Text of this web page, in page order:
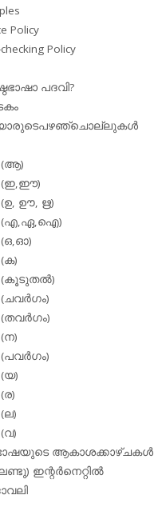
Policy
Policy
പദവി?
(ആ)
(ഇ,ഈ)
(ഉ, ഊ, ഋ)
(എ,ഏ,ഐ)
(ഒ,ഓ)
(കൂടുതല്‍)
ഭാഷയുടെ ആകാശക്കാഴ്ചകള്‍
ഇന്റര്‍നെറ്റില്‍